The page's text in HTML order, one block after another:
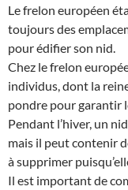
Le frelon européen
toujours des
pour édifier son nid.
Chez le frelon
individus, dont la
pondre pour garantir
Pendant l’hiver, un
mais il peut contenir
à supprimer
Il est important de